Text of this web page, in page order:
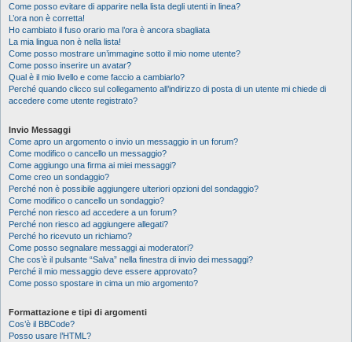
Come posso evitare di apparire nella lista degli utenti in linea?
L’ora non è corretta!
Ho cambiato il fuso orario ma l’ora è ancora sbagliata
La mia lingua non è nella lista!
Come posso mostrare un’immagine sotto il mio nome utente?
Come posso inserire un avatar?
Qual è il mio livello e come faccio a cambiarlo?
Perché quando clicco sul collegamento all’indirizzo di posta di un utente mi chiede di
accedere come utente registrato?
Invio Messaggi
Come apro un argomento o invio un messaggio in un forum?
Come modifico o cancello un messaggio?
Come aggiungo una firma ai miei messaggi?
Come creo un sondaggio?
Perché non è possibile aggiungere ulteriori opzioni del sondaggio?
Come modifico o cancello un sondaggio?
Perché non riesco ad accedere a un forum?
Perché non riesco ad aggiungere allegati?
Perché ho ricevuto un richiamo?
Come posso segnalare messaggi ai moderatori?
Che cos’è il pulsante “Salva” nella finestra di invio dei messaggi?
Perché il mio messaggio deve essere approvato?
Come posso spostare in cima un mio argomento?
Formattazione e tipi di argomenti
Cos’è il BBCode?
Posso usare l’HTML?